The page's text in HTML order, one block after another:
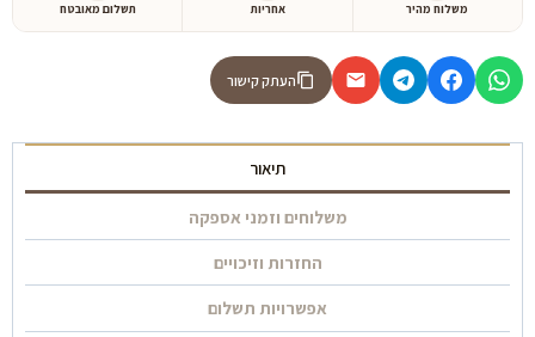
משלוח מהיר אחריות תשלום מאובטח
העתק קישור
תיאור
משלוחים וזמני אספקה
החזרות וזיכויים
אפשרויות תשלום